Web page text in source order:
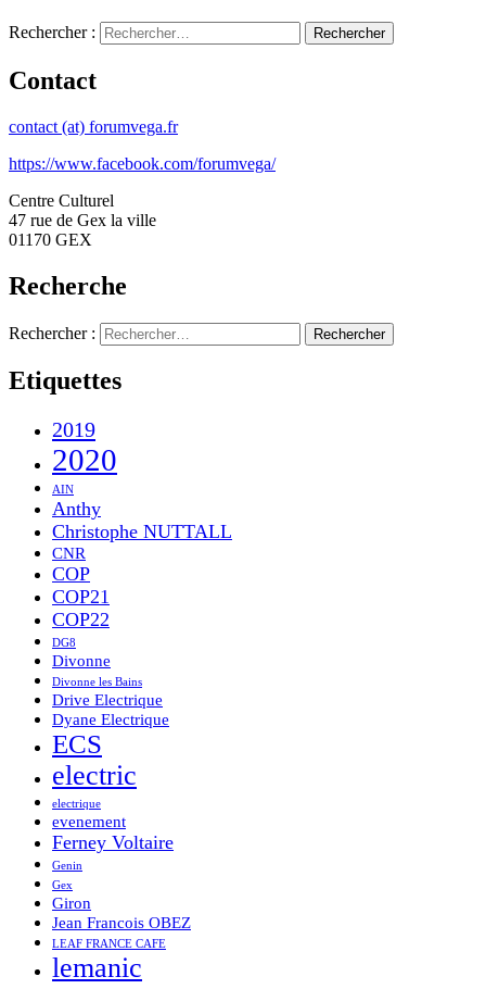
Rechercher :
Contact
contact (at) forumvega.fr
https://www.facebook.com/forumvega/
Centre Culturel
47 rue de Gex la ville
01170 GEX
Recherche
Rechercher :
Etiquettes
2019
2020
AIN
Anthy
Christophe NUTTALL
CNR
COP
COP21
COP22
DG8
Divonne
Divonne les Bains
Drive Electrique
Dyane Electrique
ECS
electric
electrique
evenement
Ferney Voltaire
Genin
Gex
Giron
Jean Francois OBEZ
LEAF FRANCE CAFE
lemanic